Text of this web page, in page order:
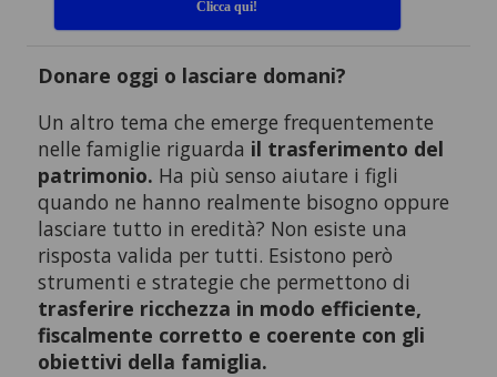
Clicca qui!
Donare oggi o lasciare domani?
Un altro tema che emerge frequentemente
nelle famiglie riguarda il trasferimento del
patrimonio. Ha più senso aiutare i figli
quando ne hanno realmente bisogno oppure
lasciare tutto in eredità? Non esiste una
risposta valida per tutti. Esistono però
strumenti e strategie che permettono di
trasferire ricchezza in modo efficiente,
fiscalmente corretto e coerente con gli
obiettivi della famiglia.